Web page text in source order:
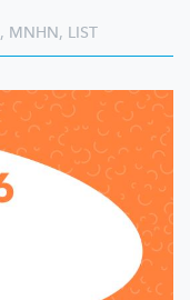
, MNHN, LIST